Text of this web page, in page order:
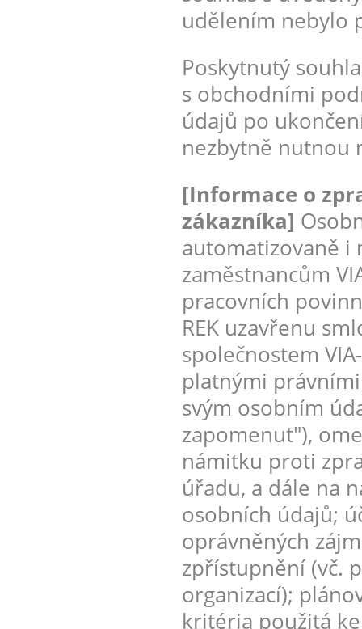
udělením nebylo
Poskytnutý
s obchodními
údajů po
nezbytně nutnou
[Informace o
zákazníka]
automatizovaně i
zaměstnancům
pracovních
REK uzavřenu
společnostem
platnými
svým osobním
zapomenut"),
námitku proti
úřadu, a dále na
osobních údajů;
oprávněných
zpřístupnění (vč.
organizací);
kritéria použitá